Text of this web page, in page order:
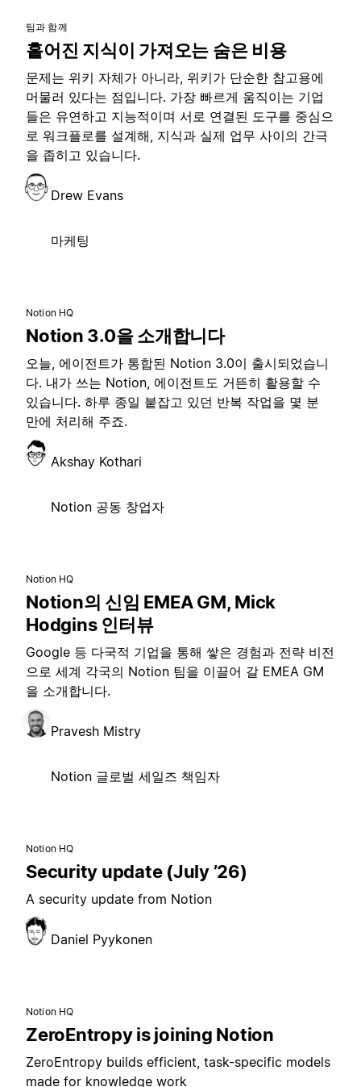
팀과 함께
흩어진 지식이 가져오는 숨은 비용
문제는 위키 자체가 아니라, 위키가 단순한 참고용에
머물러 있다는 점입니다. 가장 빠르게 움직이는 기업
들은 유연하고 지능적이며 서로 연결된 도구를 중심으
로 워크플로를 설계해, 지식과 실제 업무 사이의 간극
을 좁히고 있습니다.
Drew Evans
마케팅
Notion HQ
Notion 3.0을 소개합니다
오늘, 에이전트가 통합된 Notion 3.0이 출시되었습니
다. 내가 쓰는 Notion, 에이전트도 거뜬히 활용할 수
있습니다. 하루 종일 붙잡고 있던 반복 작업을 몇 분
만에 처리해 주죠.
Akshay Kothari
Notion 공동 창업자
Notion HQ
Notion의 신임 EMEA GM, Mick
Hodgins 인터뷰
Google 등 다국적 기업을 통해 쌓은 경험과 전략 비전
으로 세계 각국의 Notion 팀을 이끌어 갈 EMEA GM
을 소개합니다.
Pravesh Mistry
Notion 글로벌 세일즈 책임자
Notion HQ
Security update (July ’26)
A security update from Notion
Daniel Pyykonen
Notion HQ
ZeroEntropy is joining Notion
ZeroEntropy builds efficient, task-specific models
made for knowledge work